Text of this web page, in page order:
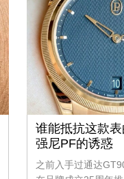
谁能抵抗这款
强尼PF的诱惑
之前入手过通达